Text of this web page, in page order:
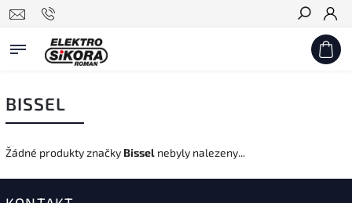
Hledat
BISSEL
Žádné produkty značky Bissel nebyly nalezeny...